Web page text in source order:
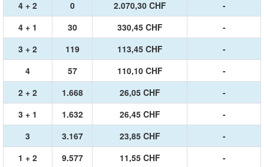
4 + 2 0 2.070,30 CHF
-
4 + 1
30 330,45 CHF
-
3 + 2
119 113,45 CHF
-
4
57 110,10 CHF
-
2 + 2
1.668 26,05 CHF
-
3 + 1
1.632 26,45 CHF
-
3
3.167 23,85 CHF
-
1 + 2
9.577 11,55 CHF
-